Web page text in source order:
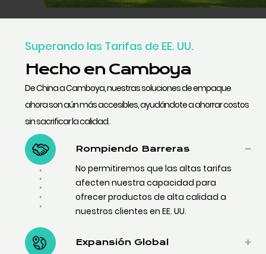
Superando las Tarifas de EE. UU.
Hecho en Camboya
De China a Camboya, nuestras soluciones de empaque
ahora son aún más accesibles, ayudándote a ahorrar costos
sin sacrificar la calidad.
Rompiendo Barreras
No permitiremos que las altas tarifas
afecten nuestra capacidad para
ofrecer productos de alta calidad a
nuestros clientes en EE. UU.
Expansión Global